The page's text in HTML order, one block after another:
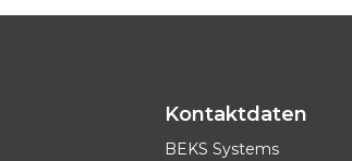
Kontaktdaten
BEKS Systems